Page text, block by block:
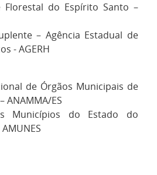
Florestal do Espírito Santo –
Agência Estadual de
- AGERH
de Órgãos Municipais de
ANAMMA/ES
Municípios do Estado do